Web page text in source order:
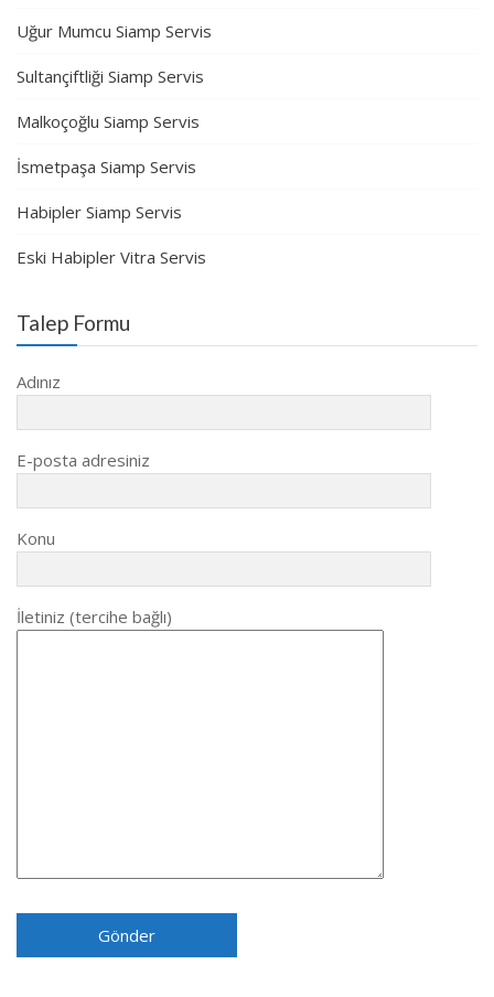
Uğur Mumcu Siamp Servis
Sultançiftliği Siamp Servis
Malkoçoğlu Siamp Servis
İsmetpaşa Siamp Servis
Habipler Siamp Servis
Eski Habipler Vitra Servis
Talep Formu
Adınız
E-posta adresiniz
Konu
İletiniz (tercihe bağlı)